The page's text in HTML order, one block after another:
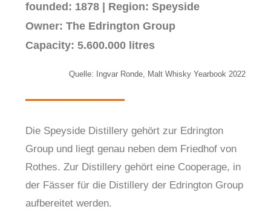
founded: 1878 | Region: Speyside
Owner: The Edrington Group
Capacity: 5.600.000 litres
Quelle: Ingvar Ronde, Malt Whisky Yearbook 2022
Die Speyside Distillery gehört zur Edrington
Group und liegt genau neben dem Friedhof von
Rothes. Zur Distillery gehört eine Cooperage, in
der Fässer für die Distillery der Edrington Group
aufbereitet werden.